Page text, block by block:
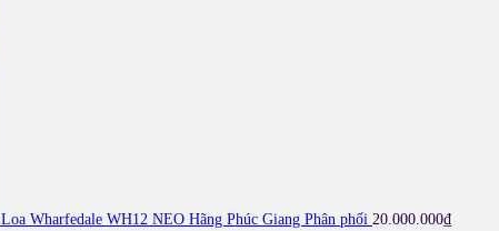
Loa Wharfedale WH12 NEO Hãng Phúc Giang Phân phối 20.000.000₫